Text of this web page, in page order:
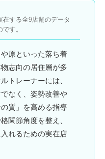
する全9店舗のデータ
す。
原といった落ち着
志向の居住層が多
トレーナーには、
なく、姿勢改善や
質」を高める指導
関節角度を整え、
れるための実在店